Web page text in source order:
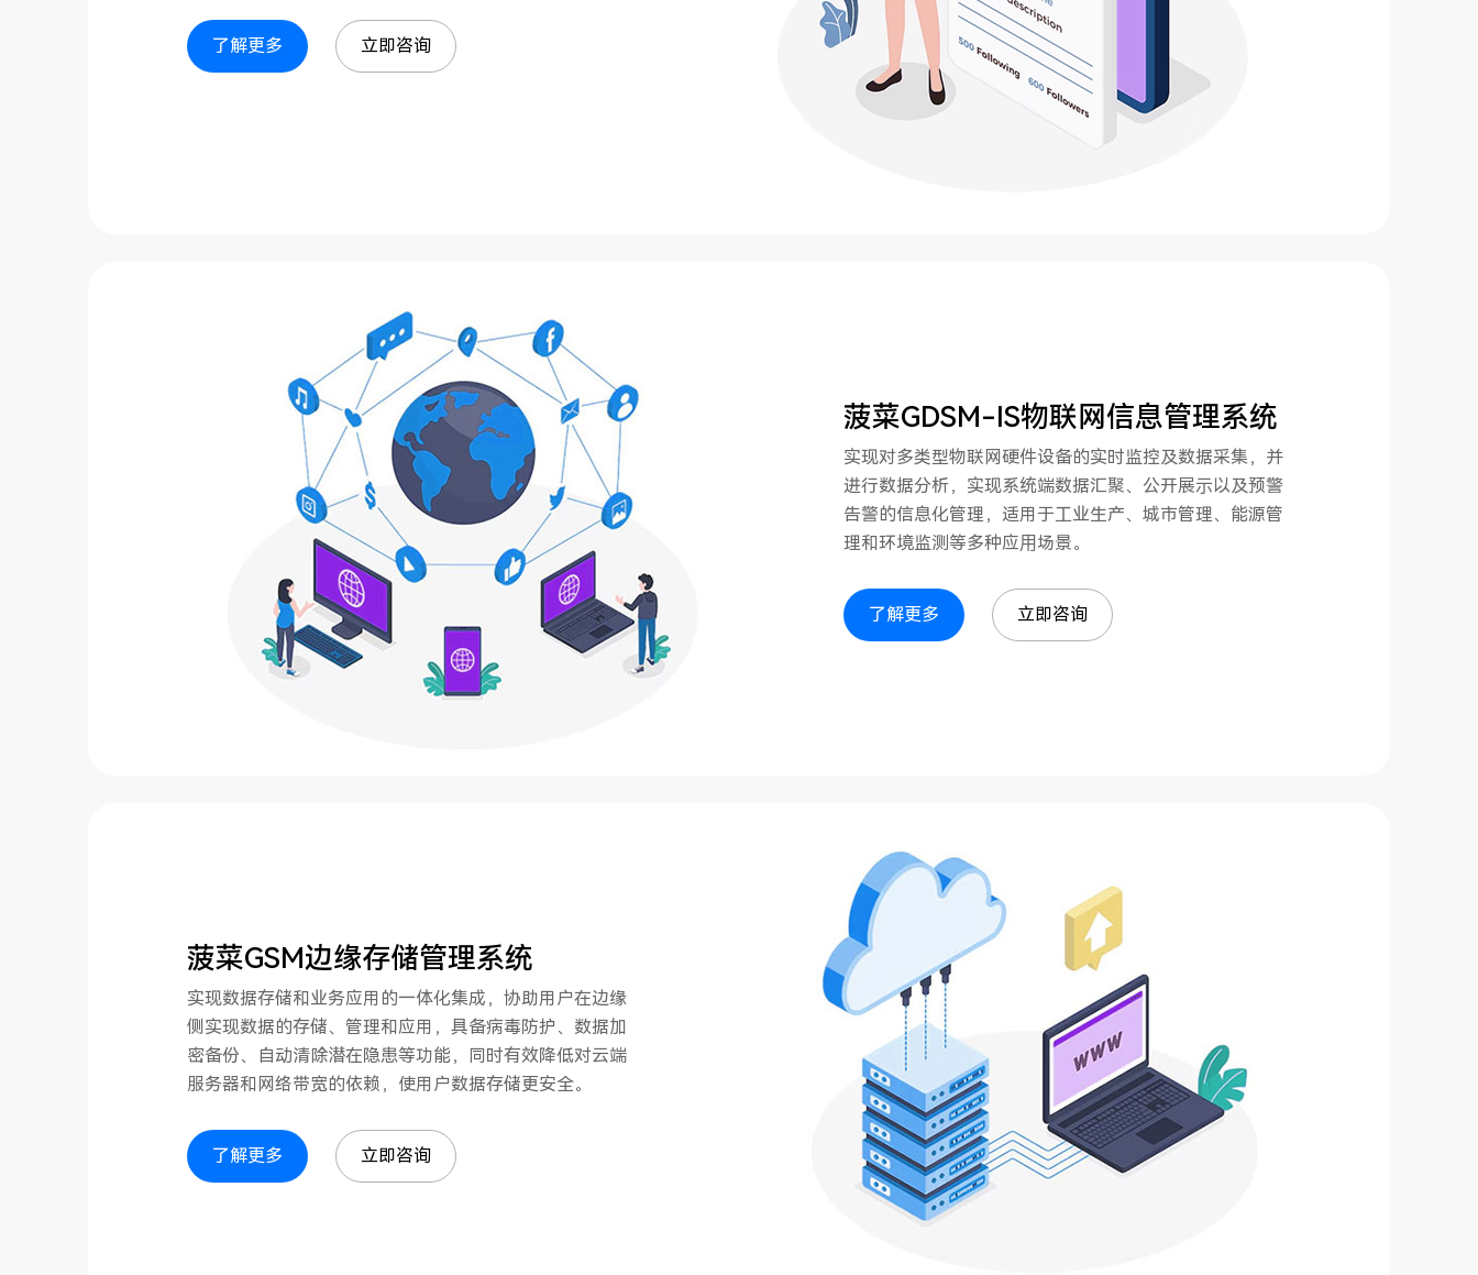
了解更多 立即咨询
菠菜GDSM-IS物联网信息管理系统
实现对多类型物联网硬件设备的实时监控及数据采集，并
进行数据分析，实现系统端数据汇聚、公开展⽰以及预警
告警的信息化管理，适用于工业生产、城市管理、能源管
理和环境监测等多种应⽤场景。
了解更多 立即咨询
菠菜GSM边缘存储管理系统
实现数据存储和业务应用的一体化集成，协助用户在边缘
侧实现数据的存储、管理和应用，具备病毒防护、数据加
密备份、自动清除潜在隐患等功能，同时有效降低对云端
服务器和网络带宽的依赖，使用户数据存储更安全。
了解更多 立即咨询